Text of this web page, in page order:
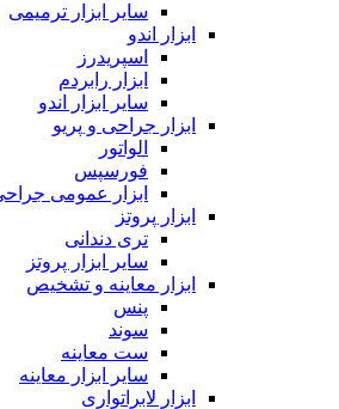
سایر ابزار ترمیمی
ابزار اندو
اسپریدرز
ابزار رابردم
سایر ابزار اندو
ابزار جراحی و پریو
الواتور
فورسپس
ابزار عمومی
ابزار پروتز
تری دندانی
سایر ابزار پروتز
ابزار معاینه و تشخیص
پنس
سوند
ست معاینه
سایر ابزار معاینه
ابزار لابراتواری